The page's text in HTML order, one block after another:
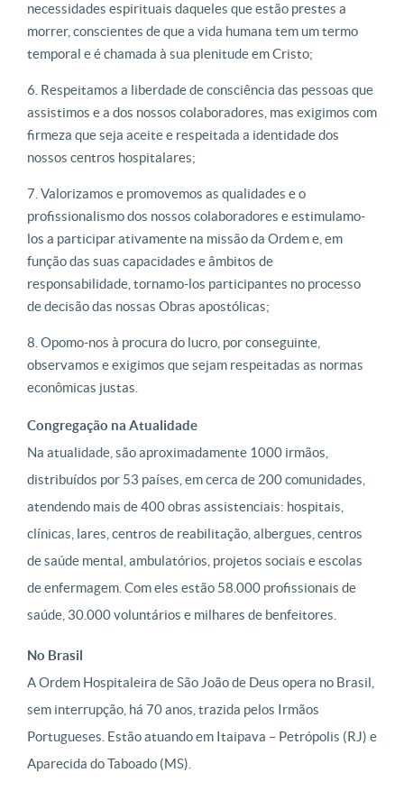
necessidades espirituais daqueles que estão prestes a
morrer, conscientes de que a vida humana tem um termo
temporal e é chamada à sua plenitude em Cristo;
Respeitamos a liberdade de consciência das pessoas que
assistimos e a dos nossos colaboradores, mas exigimos com
firmeza que seja aceite e respeitada a identidade dos
nossos centros hospitalares;
Valorizamos e promovemos as qualidades e o
profissionalismo dos nossos colaboradores e estimulamo-
los a participar ativamente na missão da Ordem e, em
função das suas capacidades e âmbitos de
responsabilidade, tornamo-los participantes no processo
de decisão das nossas Obras apostólicas;
Opomo-nos à procura do lucro, por conseguinte,
observamos e exigimos que sejam respeitadas as normas
econômicas justas.
Congregação na Atualidade
Na atualidade, são aproximadamente 1000 irmãos,
distribuídos por 53 países, em cerca de 200 comunidades,
atendendo mais de 400 obras assistenciais: hospitais,
clínicas, lares, centros de reabilitação, albergues, centros
de saúde mental, ambulatórios, projetos sociais e escolas
de enfermagem. Com eles estão 58.000 profissionais de
saúde, 30.000 voluntários e milhares de benfeitores.
No Brasil
A Ordem Hospitaleira de São João de Deus opera no Brasil,
sem interrupção, há 70 anos, trazida pelos Irmãos
Portugueses. Estão atuando em Itaipava – Petrópolis (RJ) e
Aparecida do Taboado (MS).